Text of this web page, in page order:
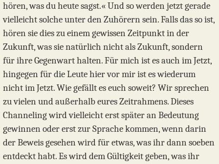
hören, was du heute sagst.« Und so werden jetzt gerade
vielleicht solche unter den Zuhörern sein. Falls das so ist,
hören sie dies zu einem gewissen Zeitpunkt in der
Zukunft, was sie natürlich nicht als Zukunft, sondern
für ihre Gegenwart halten. Für mich ist es auch im Jetzt,
hingegen für die Leute hier vor mir ist es wiederum
nicht im Jetzt. Wie gefällt es euch soweit? Wir sprechen
zu vielen und außerhalb eures Zeitrahmens. Dieses
Channeling wird vielleicht erst später an Bedeutung
gewinnen oder erst zur Sprache kommen, wenn darin
der Beweis gesehen wird für etwas, was ihr dann soeben
entdeckt habt. Es wird dem Gültigkeit geben, was ihr